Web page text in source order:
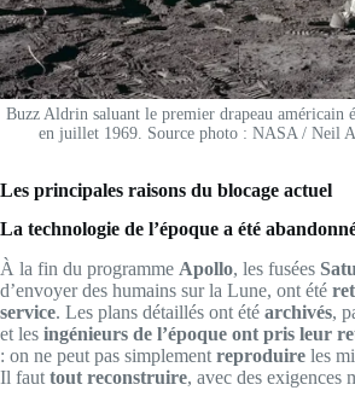
Buzz Aldrin saluant le premier drapeau américain
en juillet 1969. Source photo : NASA / Neil
Les principales raisons du blocage actuel
La technologie de l’époque a été
À la fin du programme Apollo, les fusées
d’envoyer des humains sur la Lune, ont été
service. Les plans détaillés ont été archivés,
et les ingénieurs de l’époque ont pris leur
: on ne peut pas simplement reproduire les
Il faut tout reconstruire, avec des exigences